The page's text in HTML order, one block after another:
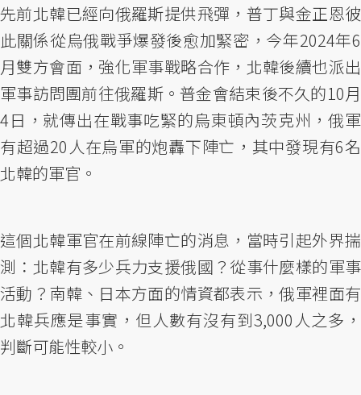
先前北韓已經向俄羅斯提供飛彈，普丁與金正恩彼
此關係從烏俄戰爭爆發後愈加緊密，今年2024年6
月雙方會面，強化軍事戰略合作，北韓後續也派出
軍事訪問團前往俄羅斯。普金會結束後不久的10月
4日，就傳出在戰事吃緊的烏東頓內茨克州，俄軍
有超過20人在烏軍的炮轟下陣亡，其中發現有6名
北韓的軍官。
這個北韓軍官在前線陣亡的消息，當時引起外界揣
測：北韓有多少兵力支援俄國？從事什麼樣的軍事
活動？南韓、日本方面的情資都表示，俄軍裡面有
北韓兵應是事實，但人數有沒有到3,000人之多，
判斷可能性較小。